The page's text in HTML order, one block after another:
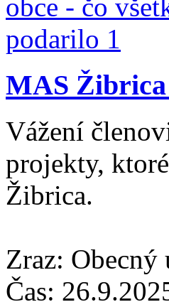
MAS Žibrica
Vážení
projekty,
Žibrica.
Zraz: Obecný
Čas: